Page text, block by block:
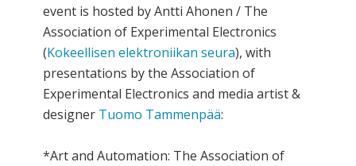
event is hosted by Antti Ahonen / The
Association of Experimental Electronics
(Kokeellisen elektroniikan seura), with
presentations by the Association of
Experimental Electronics and media artist &
designer Tuomo Tammenpää:
*Art and Automation: The Association of